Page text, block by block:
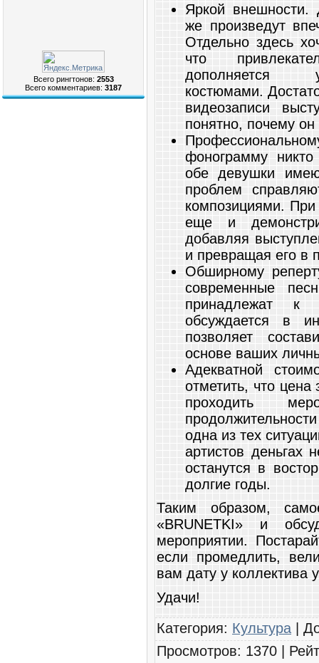
Всего рингтонов: 2553
Всего комментариев: 3187
Яркой внешности.
же произведут
Отдельно здесь
что
дополняется
костюмами.
видеозаписи
понятно, почему он
фонограмму
обе девушки
проблем
композициями.
еще и
добавляя
и превращая его в
Обширному
современные
принадлежат к
обсуждается в
позволяет
основе ваших
Адекватной
отметить, что цена
проходить
одна из тех
артистов деньгах
останутся в
долгие годы.
Таким образом,
«BRUNETKI» и
мероприятии.
если промедлить,
вам дату у коллектива
Удачи!
Категория: Культура |
Просмотров: 1370 |